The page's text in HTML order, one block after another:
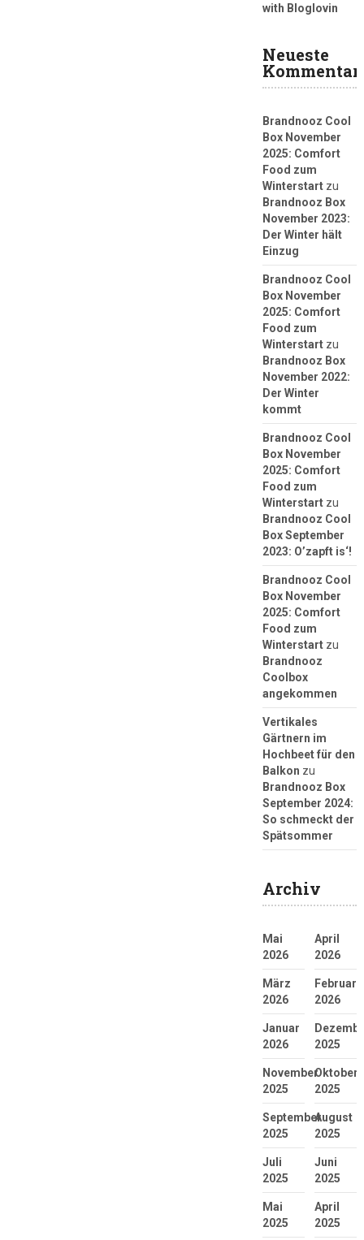
with Bloglovin
Neueste
Brandnooz Cool
Box November
2025: Comfort
Food zum
Winterstartzu
Brandnooz Box
November 2023:
Der Winter hält
Einzug
Brandnooz Cool
Box November
2025: Comfort
Food zum
Winterstartzu
Brandnooz Box
November 2022:
Der Winter
kommt
Brandnooz Cool
Box November
2025: Comfort
Food zum
Winterstartzu
Brandnooz Cool
Box September
2023: O’zapft is‘!
Brandnooz Cool
Box November
2025: Comfort
Food zum
Winterstartzu
Brandnooz
Coolbox
angekommen
Vertikales
Gärtnern im
Hochbeet für den
Balkon zu
Brandnooz Box
September 2024:
So schmeckt der
Spätsommer
Archiv
Mai
2026
April
2026
März
2026
Februar
2026
Januar
2026
2025
November
2025
Oktober
2025
September
2025
August
2025
Juli
2025
Juni
2025
Mai
2025
April
2025